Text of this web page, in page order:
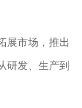
展市场，推出
研发、生产到